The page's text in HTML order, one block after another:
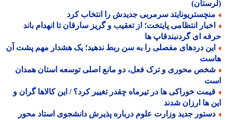
سرمربی جدیدش را انتخاب کرد
انتظامی پایتخت؛ از تعقیب و گریز سارقان تا انهدام باند
ای گردنبندقاپ ها
دردهای مفصلی را به سن ربط ندهید؛ یک هشدار مهم پشت آن
محوری و ترک فعل، دو مانع اصلی توسعه استان همدان
خوراکی ها در تیرماه چقدر تغییر کرد؟ / این کالاها گران و
ها ارزان شدند
جدید وزارت علوم درباره پذیرش دانشجوی استاد محور